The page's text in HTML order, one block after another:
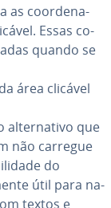
as co­or­de­na­
Essas co­
quando se
área clicável
al­ter­na­tivo que
não carregue
do
útil para na­
textos e